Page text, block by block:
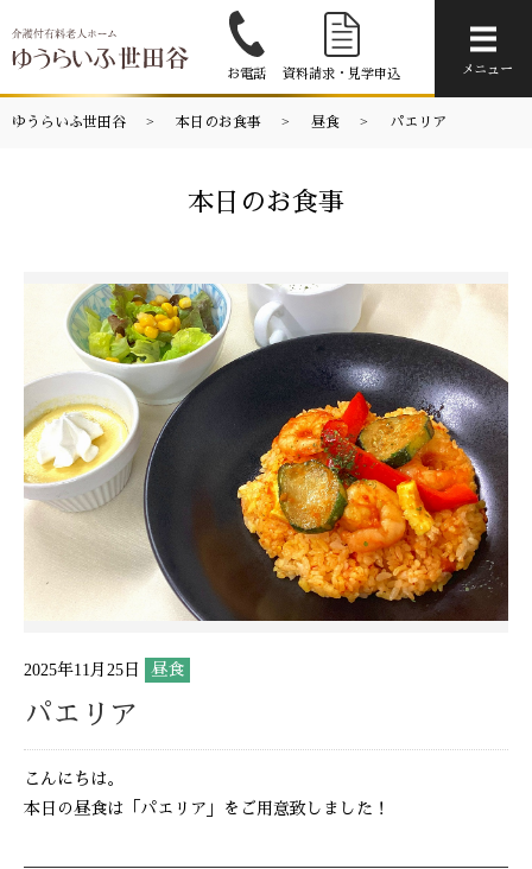
お電話 資料請求・見学申込 メニュー
ゆうらいふ世田谷 本日のお食事 昼食 パエリア
本日のお食事
2025年11月25日 昼食
パエリア
こんにちは。
本日の昼食は「パエリア」をご用意致しました！